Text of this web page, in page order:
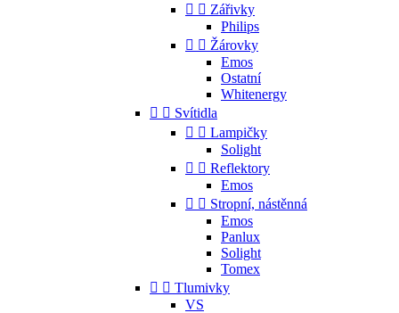
  Zářivky
Philips
  Žárovky
Emos
Ostatní
Whitenergy
  Svítidla
  Lampičky
Solight
  Reflektory
Emos
  Stropní, nástěnná
Emos
Panlux
Solight
Tomex
  Tlumivky
VS